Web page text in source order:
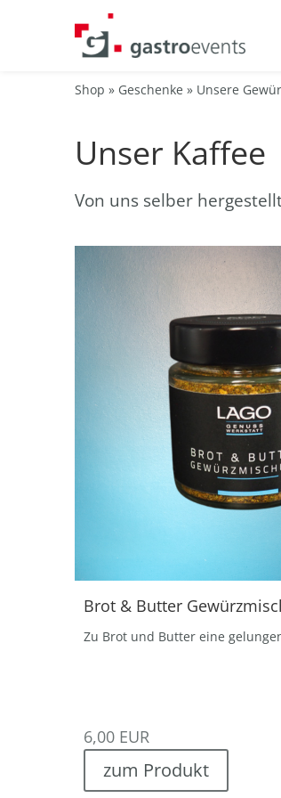
Shop » Geschenke » Unsere
Unser Kaffee
Von uns selber
Brot & Butter
Zu Brot und Butter eine
6,00 EUR
zum Produkt